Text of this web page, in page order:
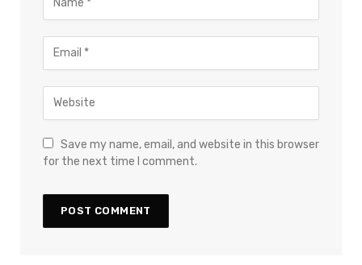
Save my name, email, and website in this browser
for the next time I comment.